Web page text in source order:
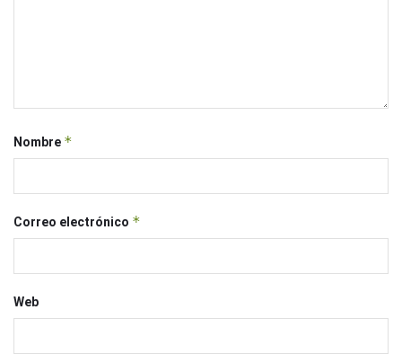
Nombre *
Correo electrónico *
Web